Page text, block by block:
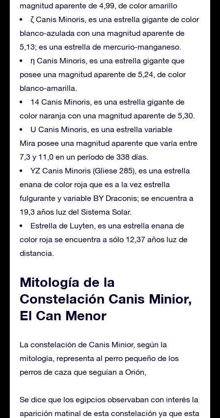
magnitud aparente de 4,99, de color amarillo
ζ Canis Minoris, es una estrella gigante de color
blanco-azulada con una magnitud aparente de
5,13; es una estrella de mercurio-manganeso.
η Canis Minoris, es una estrella gigante que
posee una magnitud aparente de 5,24, de color
blanco-amarilla.
14 Canis Minoris, es una estrella gigante de
color naranja con una magnitud aparente de 5,30.
U Canis Minoris, es una estrella variable
Mira posee una magnitud aparente que varía entre
7,3 y 11,0 en un período de 338 días.
YZ Canis Minoris (Gliese 285), es una estrella
enana de color roja que es a la vez estrella
fulgurante y variable BY Draconis; se encuentra a
19,3 años luz del Sistema Solar.
Estrella de Luyten, es una estrella enana de
color roja se encuentra a sólo 12,37 años luz de
distancia.
Mitología de la
Constelación Canis Minior,
El Can Menor
La constelación de Canis Minior, según la
mitología, representa al perro pequeño de los
perros de caza que seguían a Orión,
Se dice que los egipcios observaban con interés la
aparición matinal de esta constelación ya que esta